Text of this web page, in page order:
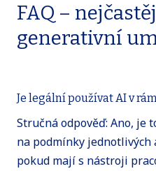
dětem)
Využití
finanční
FAQ –
generativní
Je legální používat AI v
Stručná odpověď: Ano, je
na podmínky jednotlivých
pokud mají s nástroji